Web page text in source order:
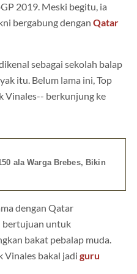
2019. Meski begitu, ia
bergabung dengan Qatar
sebagai sekolah balap
itu. Belum lama ini, Top
Vinales-- berkunjung ke
ala Warga Brebes, Bikin
dengan Qatar
bertujuan untuk
bakat pebalap muda.
Vinales bakal jadi guru